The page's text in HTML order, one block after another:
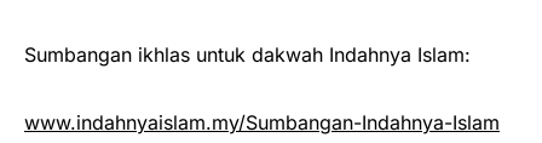
Sumbangan ikhlas untuk dakwah Indahnya Islam:
www.indahnyaislam.my/Sumbangan-Indahnya-Islam